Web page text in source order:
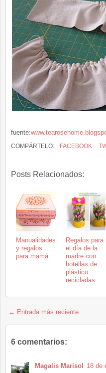
fuente:
COMPÁRTELO: FACEBOOK
Posts Relacionados:
Manualidades
y regalos
para mamá
Regalos para
el día de la
madre con
botellas de
plástico
recicladas
← Entrada más reciente
6 comentarios:
Magalis Marisol 18 de